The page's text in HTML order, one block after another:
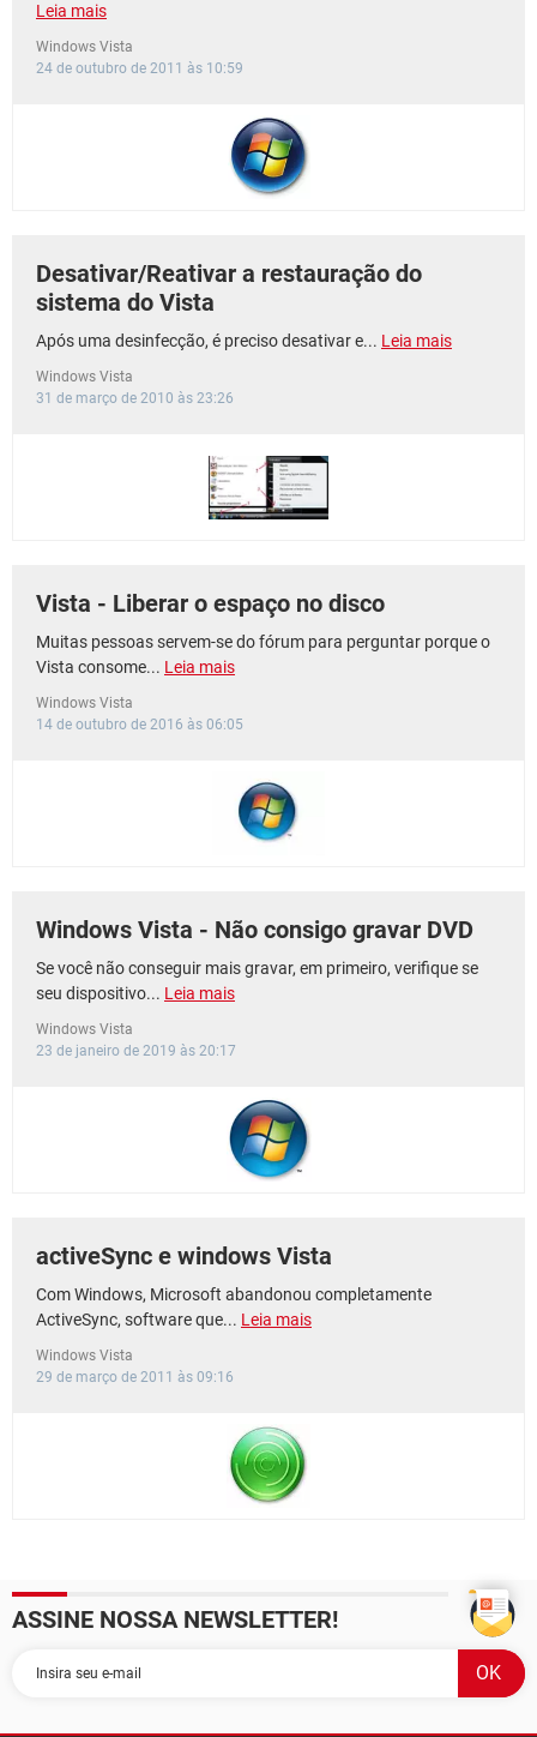
Leia mais
Windows Vista
24 de outubro de 2011 às 10:59
Desativar/Reativar a restauração do
sistema do Vista
Após uma desinfecção, é preciso desativar e... Leia mais
Windows Vista
31 de março de 2010 às 23:26
Vista - Liberar o espaço no disco
Muitas pessoas servem-se do fórum para perguntar porque o
Vista consome... Leia mais
Windows Vista
14 de outubro de 2016 às 06:05
Windows Vista - Não consigo gravar DVD
Se você não conseguir mais gravar, em primeiro, verifique se
seu dispositivo... Leia mais
Windows Vista
23 de janeiro de 2019 às 20:17
activeSync e windows Vista
Com Windows, Microsoft abandonou completamente
ActiveSync, software que... Leia mais
Windows Vista
29 de março de 2011 às 09:16
ASSINE NOSSA NEWSLETTER!